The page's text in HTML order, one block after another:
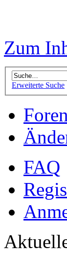
Zum
Erweiterte Suche
FAQ